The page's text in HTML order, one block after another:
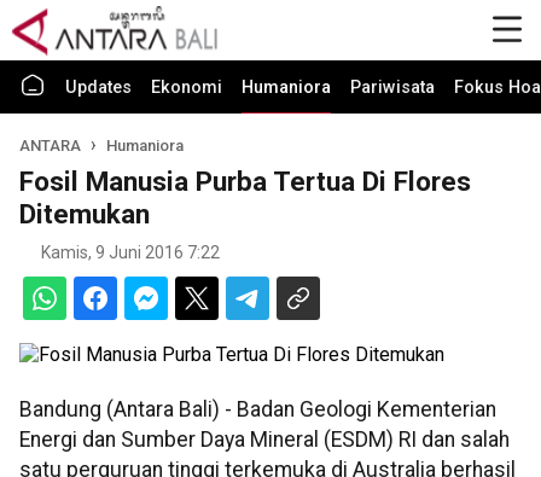
Updates Ekonomi Humaniora Pariwisata Fokus
ANTARA Humaniora
Fosil Manusia Purba Tertua Di Flores
Ditemukan
Kamis, 9 Juni 2016 7:22
Bandung (Antara Bali) - Badan Geologi Kementerian
Energi dan Sumber Daya Mineral (ESDM) RI dan salah
satu perguruan tinggi terkemuka di Australia berhasil